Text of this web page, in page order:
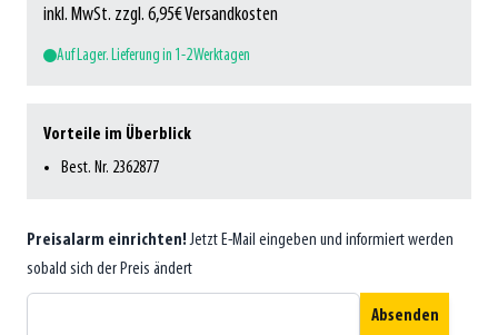
inkl. MwSt. zzgl. 6,95€ Versandkosten
Auf Lager. Lieferung in 1-2 Werktagen
Vorteile im Überblick
Best. Nr. 2362877
Preisalarm einrichten! Jetzt E-Mail eingeben und informiert werden
sobald sich der Preis ändert
Absenden